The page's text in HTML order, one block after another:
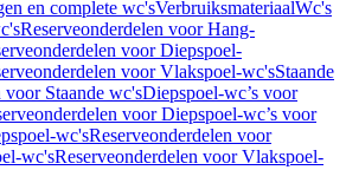
en complete wc'sVerbruiksmateriaalWc's
Reserveonderdelen voor Hang-
voor Diepspoel-
voor Vlakspoel-wc'sStaande
voor Staande wc'sDiepspoel-wc’s voor
voor Diepspoel-wc’s voor
wc'sReserveonderdelen voor
wc'sReserveonderdelen voor Vlakspoel-